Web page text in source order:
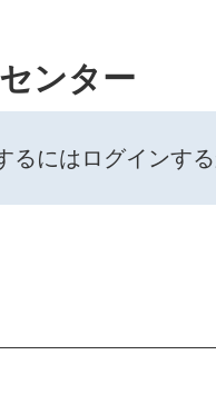
ンター
にはログインする